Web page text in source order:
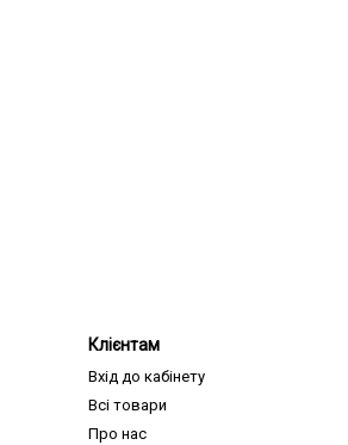
Клієнтам
Вхід до кабінету
Всі товари
Про нас